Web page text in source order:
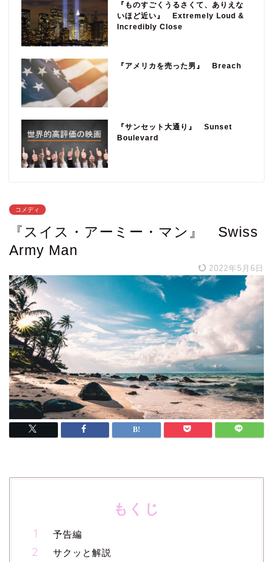
『ものすごくうるさくて、ありえな
いほど近い』 Extremely Loud &
Incredibly Close
『アメリカを売った男』 Breach
『サンセット大通り』 Sunset
Boulevard
コメディ
『スイス・アーミー・マン』 Swiss
Army Man
2022年5月6日
もくじ
予告編
サクッと解説